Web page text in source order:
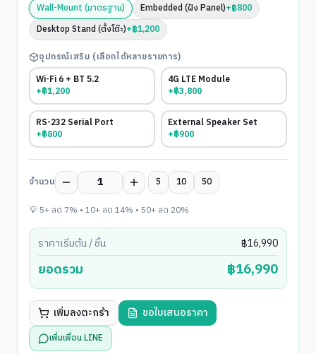
Wall-Mount (มาตรฐาน)
Embedded (ฝัง Panel)+฿800
Desktop Stand (ตั้งโต๊ะ)+฿1,200
อุปกรณ์เสริม (เลือกได้หลายรายการ)
Wi-Fi 6 + BT 5.2
+฿1,200
4G LTE Module
+฿3,800
RS-232 Serial Port
+฿800
External Speaker Set
+฿900
จำนวน 5 10 50
💡 5+ ลด 7% • 10+ ลด 14% • 50+ ลด 20%
ราคาเริ่มต้น / ชิ้น ฿16,990
ยอดรวม ฿16,990
เพิ่มลงตะกร้า ขอใบเสนอราคา
เพิ่มเพื่อน LINE